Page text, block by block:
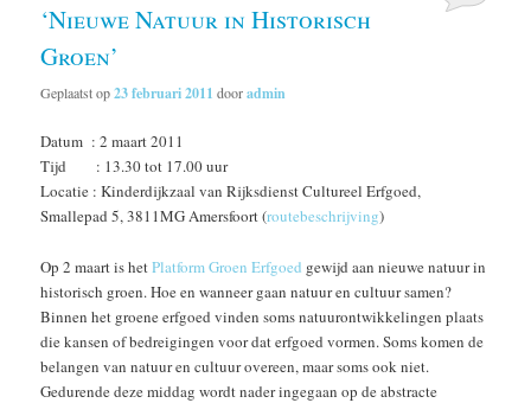
‘Nieuwe Natuur in Historisch
Groen’
Geplaatst op23 februari 2011 dooradmin
Datum : 2 maart 2011
Tijd : 13.30 tot 17.00 uur
Locatie : Kinderdijkzaal van Rijksdienst Cultureel Erfgoed,
Smallepad 5, 3811MG Amersfoort (routebeschrijving)
Op 2 maart is hetPlatform Groen Erfgoed gewijd aan nieuwe natuur in
historisch groen. Hoe en wanneer gaan natuur en cultuur samen?
Binnen het groene erfgoed vinden soms natuurontwikkelingen plaats
die kansen of bedreigingen voor dat erfgoed vormen. Soms komen de
belangen van natuur en cultuur overeen, maar soms ook niet.
Gedurende deze middag wordt nader ingegaan op de abstracte